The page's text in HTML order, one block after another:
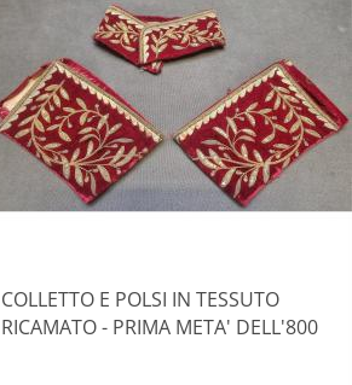
COLLETTO E POLSI IN TESSUTO
RICAMATO - PRIMA META' DELL'800